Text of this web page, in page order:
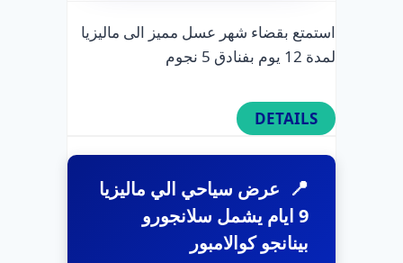
استمتع بقضاء شهر عسل مميز الى ماليزيا
لمدة 12 يوم بفنادق 5 نجوم
DETAILS
عرض سياحي الي ماليزيا
9 ايام يشمل سلانجورو
بينانجو كوالامبور